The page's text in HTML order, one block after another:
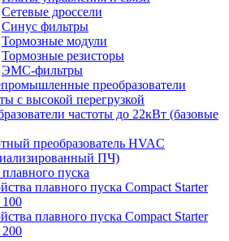
Сетевые дроссели
Синус фильтры
Тормозные модули
Тормозные резисторы
ЭМС-фильтры
преобразователи
с высокой перегрузкой
частоты до 22кВт (базовые
преобразователь HVAC
ПЧ)
пуска
плавного пуска Compact Starter
плавного пуска Compact Starter